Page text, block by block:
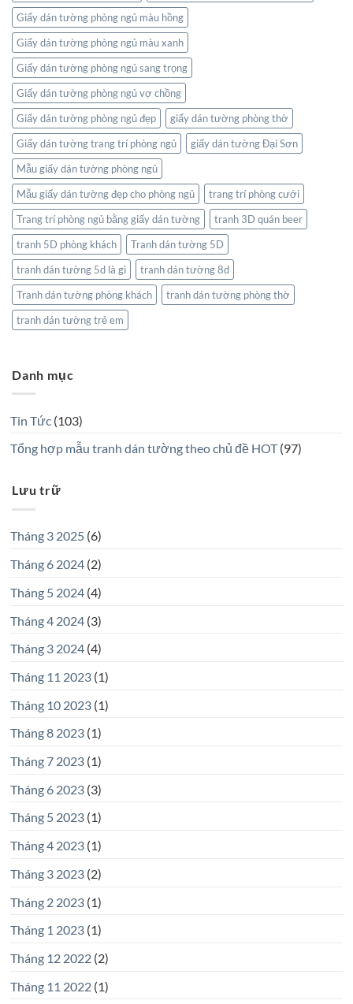
Giấy dán tường phòng ngủ màu hồng
Giấy dán tường phòng ngủ màu xanh
Giấy dán tường phòng ngủ sang trọng
Giấy dán tường phòng ngủ vợ chồng
Giấy dán tường phòng ngủ đẹp
giấy dán tường phòng thờ
Giấy dán tường trang trí phòng ngủ
giấy dán tường Đại Sơn
Mẫu giấy dán tường phòng ngủ
Mẫu giấy dán tường đẹp cho phòng ngủ
trang trí phòng cưới
Trang trí phòng ngủ bằng giấy dán tường
tranh 3D quán beer
tranh 5D phòng khách
Tranh dán tường 5D
tranh dán tường 5d là gì
tranh dán tường 8d
Tranh dán tường phòng khách
tranh dán tường phòng thờ
tranh dán tường trẻ em
Danh mục
Tin Tức(103)
Tổng hợp mẫu tranh dán tường theo chủ đề HOT(97)
Lưu trữ
Tháng 3 2025(6)
Tháng 6 2024(2)
Tháng 5 2024(4)
Tháng 4 2024(3)
Tháng 3 2024(4)
Tháng 11 2023(1)
Tháng 10 2023(1)
Tháng 8 2023(1)
Tháng 7 2023(1)
Tháng 6 2023(3)
Tháng 5 2023(1)
Tháng 4 2023(1)
Tháng 3 2023(2)
Tháng 2 2023(1)
Tháng 1 2023(1)
Tháng 12 2022(2)
Tháng 11 2022(1)